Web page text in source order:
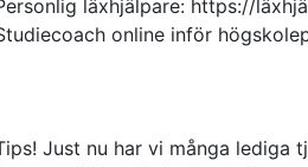
läxhjälpare: https://
online inför
Just nu har vi många lediga